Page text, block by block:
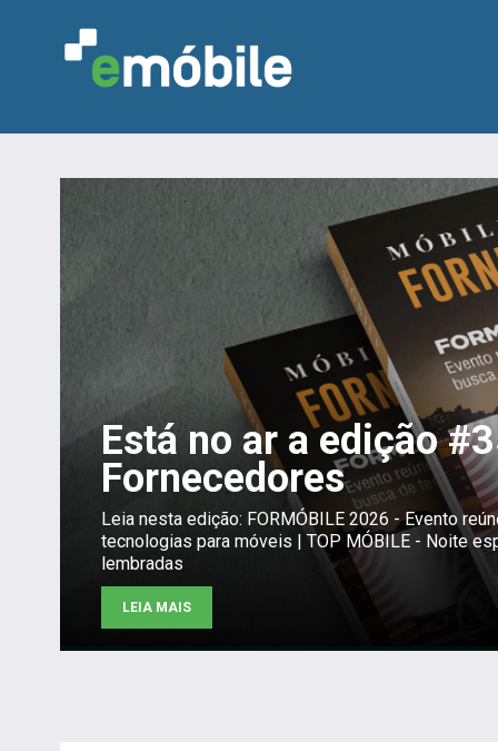
Está no ar a edição
Fornecedores
Leia nesta edição: FORMÓBILE 2026 - Evento
tecnologias para móveis | TOP MÓBILE - Noite
lembradas
LEIA MAIS